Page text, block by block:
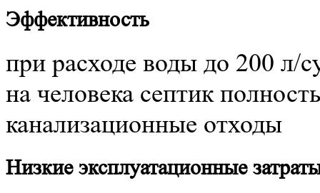
Эффективность
при расходе воды до 200 л/
на человека септик
канализационные отходы
Низкие эксплуатационные